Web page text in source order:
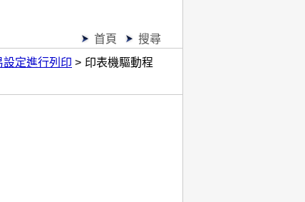
首頁
搜尋
設定進行列印
印表機驅動程